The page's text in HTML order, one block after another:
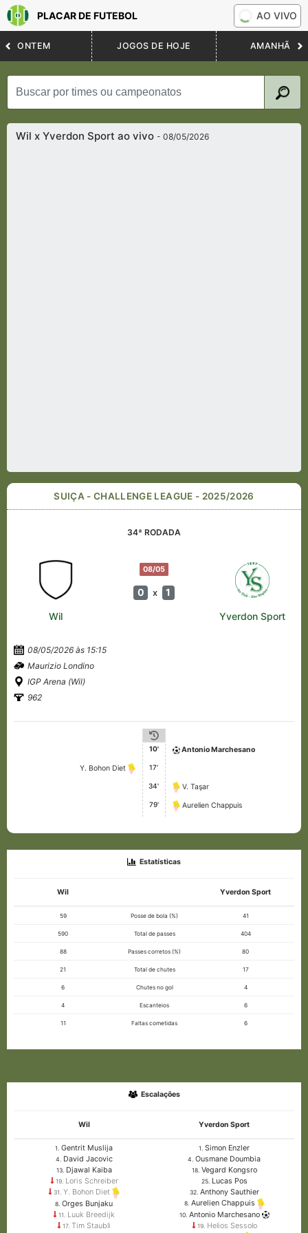
PLACAR DE FUTEBOL AO VIVO
ONTEM JOGOS DE HOJE AMANHÃ
Wil x Yverdon Sport ao vivo- 08/05/2026
SUIÇA - CHALLENGE LEAGUE - 2025/2026
34ª RODADA
08/05
0 x 1
Wil Yverdon Sport
08/05/2026 às 15:15
Maurizio Londino
IGP Arena (Wil)
962
10' Antonio Marchesano
Y. Bohon Diet 17'
34' V. Taşar
79' Aurelien Chappuis
Estatísticas
Wil Yverdon Sport
59 Posse de bola (%) 41
590 Total de passes 404
88 Passes corretos (%) 80
21 Total de chutes 17
6 Chutes no gol 4
4 Escanteios 6
11 Faltas cometidas 6
Escalações
Wil Yverdon Sport
1. Gentrit Muslija
4. David Jacovic
13.Djawal Kaiba
19.Loris Schreiber
31. Y. Bohon Diet
8. Orges Bunjaku
11. Luuk Breedijk
17. Tim Staubli
1. Simon Enzler
4. Ousmane Doumbia
18.Vegard Kongsro
25.Lucas Pos
32.Anthony Sauthier
8.Aurelien Chappuis
10.Antonio Marchesano
19.Helios Sessolo